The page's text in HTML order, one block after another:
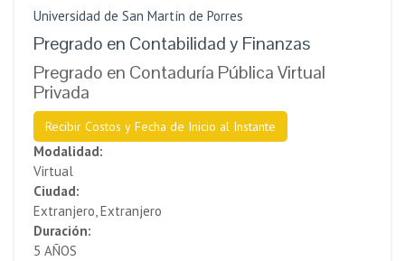
Universidad de San Martín de Porres
Pregrado en Contabilidad y Finanzas
Pregrado en Contaduría Pública Virtual
Privada
Recibir Costos y Fecha de Inicio al Instante
Modalidad:
Virtual
Ciudad:
Extranjero, Extranjero
Duración:
5 AÑOS